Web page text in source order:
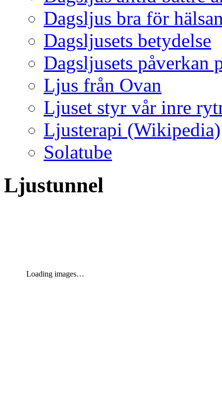
Dagsljus bra för
Dagsljusets betydelse
Dagsljusets påverkan
Ljus från Ovan
Ljuset styr vår inre
Ljusterapi (Wikipedia)
Solatube
Ljustunnel
Loading images…